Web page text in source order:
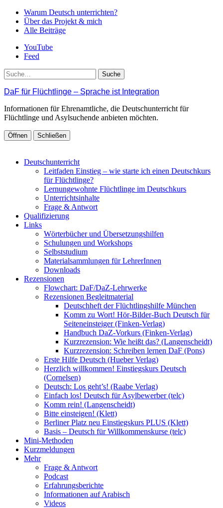
Warum Deutsch unterrichten?
Über das Projekt & mich
Alle Beiträge
YouTube
Feed
Suche
DaF für Flüchtlinge – Sprache ist Integration
Informationen für Ehrenamtliche, die Deutschunterricht für
Flüchtlinge und Asylsuchende anbieten möchten.
Öffnen Schließen
Deutschunterricht
Leitfaden Einstieg – wie starte ich einen Deutschkurs
für Flüchtlinge?
Lernungewohnte Flüchtlinge im Deutschkurs
Unterrichtsinhalte
Frage & Antwort
Qualifizierung
Links
Wörterbücher und Übersetzungshilfen
Schulungen und Workshops
Selbststudium
Materialsammlungen für LehrerInnen
Downloads
Rezensionen
Flowchart: DaF/DaZ-Lehrwerke
Rezensionen Begleitmaterial
Deutschheft der Flüchtlingshilfe München
Komm zu Wort! Hör-Bilder-Buch Deutsch für
Seiteneinsteiger (Finken-Verlag)
Handbuch DaZ-Vorkurs (Finken-Verlag)
Kurzrezension: Wie heißt das? (Langenscheidt)
Kurzrezension: Schreiben lernen DaF (Pons)
Erste Hilfe Deutsch (Hueber Verlag)
Herzlich willkommen! Einstiegskurs Deutsch
(Cornelsen)
Deutsch: Los geht’s! (Raabe Verlag)
Einfach los! Deutsch für Asylbewerber (telc)
Komm rein! (Langenscheidt)
Bitte einsteigen! (Klett)
Berliner Platz neu Einstiegskurs PLUS (Klett)
Basis – Deutsch für Willkommenskurse (telc)
Mini-Methoden
Kurzmeldungen
Mehr
Frage & Antwort
Podcast
Erfahrungsberichte
Informationen auf Arabisch
Videos